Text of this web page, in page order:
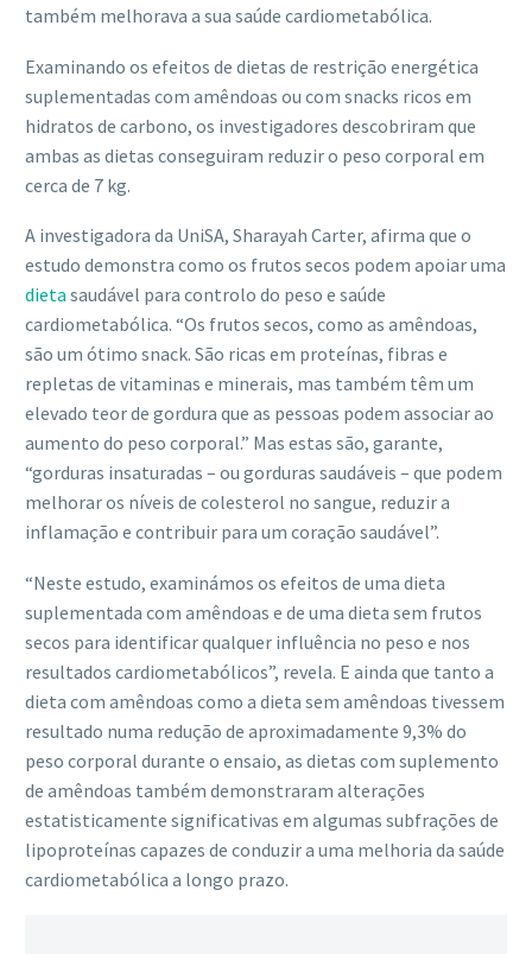
também melhorava a sua saúde cardiometabólica.
Examinando os efeitos de dietas de restrição energética
suplementadas com amêndoas ou com snacks ricos em
hidratos de carbono, os investigadores descobriram que
ambas as dietas conseguiram reduzir o peso corporal em
cerca de 7 kg.
A investigadora da UniSA, Sharayah Carter, afirma que o
estudo demonstra como os frutos secos podem apoiar uma
dieta saudável para controlo do peso e saúde
cardiometabólica. “Os frutos secos, como as amêndoas,
são um ótimo snack. São ricas em proteínas, fibras e
repletas de vitaminas e minerais, mas também têm um
elevado teor de gordura que as pessoas podem associar ao
aumento do peso corporal.” Mas estas são, garante,
“gorduras insaturadas – ou gorduras saudáveis – que podem
melhorar os níveis de colesterol no sangue, reduzir a
inflamação e contribuir para um coração saudável”.
“Neste estudo, examinámos os efeitos de uma dieta
suplementada com amêndoas e de uma dieta sem frutos
secos para identificar qualquer influência no peso e nos
resultados cardiometabólicos”, revela. E ainda que tanto a
dieta com amêndoas como a dieta sem amêndoas tivessem
resultado numa redução de aproximadamente 9,3% do
peso corporal durante o ensaio, as dietas com suplemento
de amêndoas também demonstraram alterações
estatisticamente significativas em algumas subfrações de
lipoproteínas capazes de conduzir a uma melhoria da saúde
cardiometabólica a longo prazo.